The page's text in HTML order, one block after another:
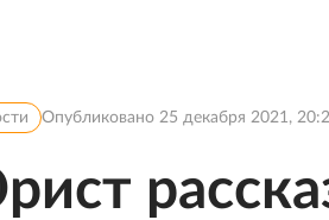
Опубликовано 25 декабря 2021,